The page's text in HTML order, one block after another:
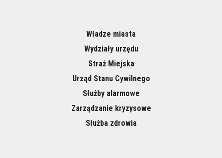
Władze miasta
Wydziały urzędu
Straż Miejska
Urząd Stanu Cywilnego
Służby alarmowe
Zarządzanie kryzysowe
Służba zdrowia